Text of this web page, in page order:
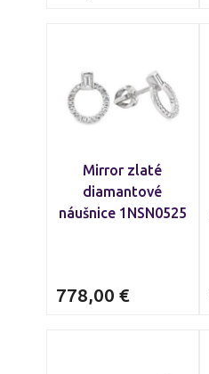
Mirror zlaté
diamantové
náušnice 1NSN0525
778,00 €